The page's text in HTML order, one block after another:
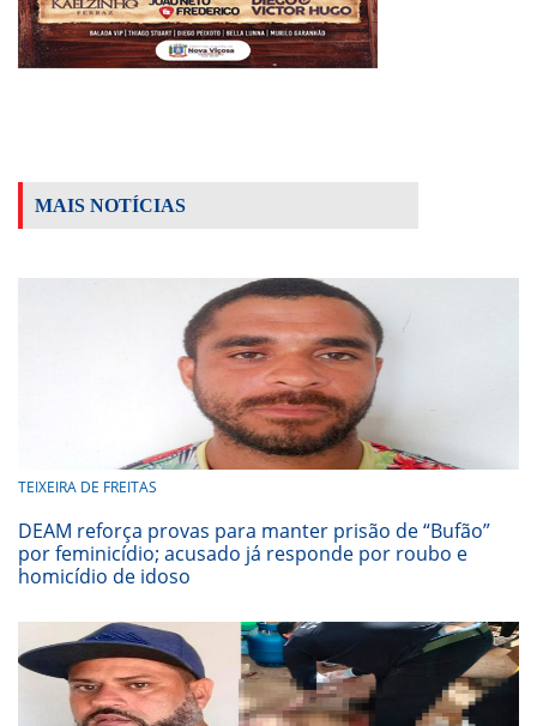
MAIS NOTÍCIAS
TEIXEIRA DE FREITAS
DEAM reforça provas para manter prisão de “Bufão”
por feminicídio; acusado já responde por roubo e
homicídio de idoso